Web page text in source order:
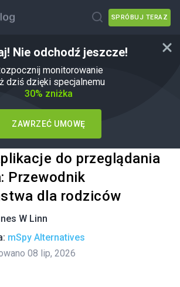
SPRÓBUJ TERAZ
Nie odchodź jeszcze!
monitorowanie
dziś dzięki specjalnemu
30% zniżka
ZAWRZEĆ UMOWĘ
do przeglądania
Przewodnik
dla rodziców
W Linn
mSpy Alternatives
08 lip, 2026